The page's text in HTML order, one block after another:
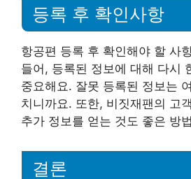
등록 후 확인사항
항공편 등록 후 확인해야 할 사
들어, 등록된 정보에 대해 다시
중요해요. 잘못 등록된 정보는
치니까요. 또한, 비짓재팬의 고
추가 정보를 얻는 것도 좋은 방
결론